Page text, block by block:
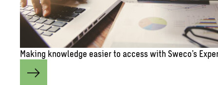
Mak­ing knowl­edge eas­ier to ac­cess with Sweco’s